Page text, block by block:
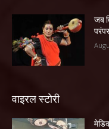
जब
वाइरल स्टोरी